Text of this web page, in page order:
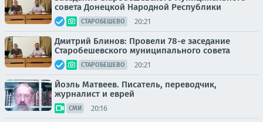
совета Донецкой Народной Республики
СТАРОБЕШЕВО 20:21
Дмитрий Блинов: Провели 78-е заседание
Старобешевского муниципального совета
СТАРОБЕШЕВО 20:21
Йоэль Матвеев. Писатель, переводчик,
журналист и еврей
СМИ 20:16